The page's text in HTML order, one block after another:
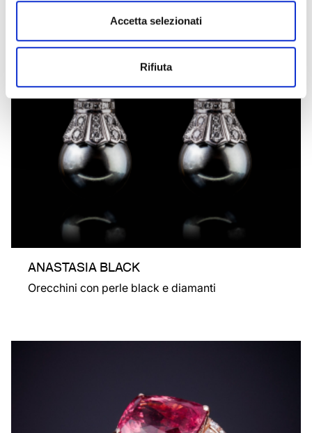
Accetta selezionati
Rifiuta
ANASTASIA BLACK
Orecchini con perle black e diamanti